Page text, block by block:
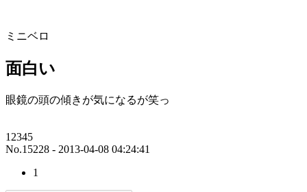
ミニベロ
面白い
眼鏡の頭の傾きが気になるが笑っ
12345
No.15228 - 2013-04-08 04:24:41
1